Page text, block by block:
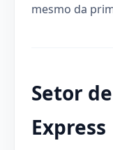
mesmo da
Setor
Express